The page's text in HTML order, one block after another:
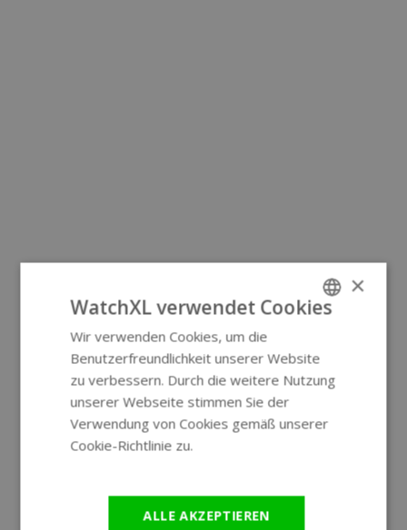
GERMAN
×
WatchXL verwendet Cookies
Wir verwenden Cookies, um die
Benutzerfreundlichkeit unserer Website
zu verbessern. Durch die weitere Nutzung
unserer Webseite stimmen Sie der
Verwendung von Cookies gemäß unserer
Cookie-Richtlinie zu.
ALLE AKZEPTIEREN